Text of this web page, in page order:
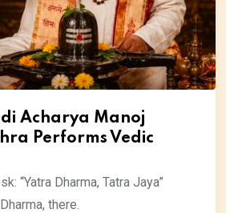
Acharya Manoj
Performs Vedic
“Yatra Dharma, Tatra Jaya”
there.